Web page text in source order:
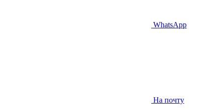
WhatsApp
На почту